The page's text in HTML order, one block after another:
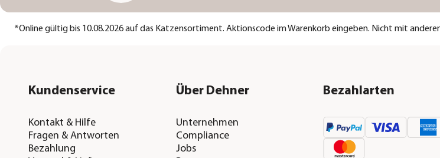
*Online gültig bis 10.08.2026 auf das Katzensortiment. Aktionscode im Warenkorb eingeben. Nicht mit
Kundenservice
Kontakt & Hilfe
Fragen & Antworten
Bezahlung
Über Dehner
Unternehmen
Compliance
Jobs
Bezahlarten